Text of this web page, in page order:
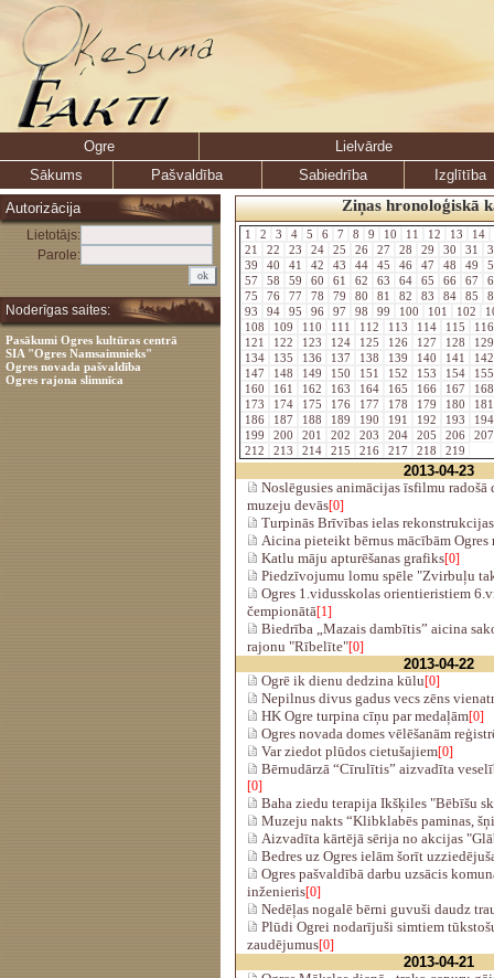
Ogre
Lielvārde
Sākums
Pašvaldība Sabiedrība
Izglītība
Autorizācija
Lietotājs:
Parole:
Noderīgas saites:
Pasākumi Ogres kultūras centrā
SIA "Ogres Namsaimnieks"
Ogres novada pašvaldība
Ogres rajona slimnīca
Ziņas hronoloģiskā
1 2 3 4 5 6 7 8 9 10 11 12 13 14
21
22 23 24 25 26 27 28 29 30 31
39
40 41 42 43 44 45 46 47 48 49
57
58 59 60 61 62 63 64 65 66 67
75
76 77 78 79 80 81 82 83 84 85
93
94 95 96 97 98 99 100 101 102
108
109 110 111 112 113 114 115
121
122 123 124 125 126 127 128
134
135 136 137 138 139 140 141
147
148 149 150 151 152 153 154
160
161 162 163 164 165 166 167
173
174 175 176 177 178 179 180
186
187 188 189 190 191 192 193
199
200 201 202 203 204 205 206
212
213 214 215 216 217 218 219
2013-04-23
Noslēgusies animācijas īsfilmu
muzeju devās[0]
Turpinās Brīvības ielas
Aicina pieteikt bērnus mācībām Ogres
Katlu māju apturēšanas grafiks[0]
Piedzīvojumu lomu spēle "Zvirbuļu
Ogres 1.vidusskolas orientieristiem
čempionātā[1]
Biedrība „Mazais dambītis” aicina
rajonu "Rībelīte"[0]
2013-04-22
Ogrē ik dienu dedzina kūlu[0]
Nepilnus divus gadus vecs zēns
HK Ogre turpina cīņu par medaļām[0]
Ogres novada domes vēlēšanām
Var ziedot plūdos cietušajiem[0]
Bērnudārzā “Cīrulītis” aizvadīta
[0]
Baha ziedu terapija Ikšķiles "Bēbīšu
Muzeju nakts “Klibklabēs paminas,
Aizvadīta kārtējā sērija no akcijas
Bedres uz Ogres ielām šorīt
Ogres pašvaldībā darbu uzsācis
inženieris[0]
Nedēļas nogalē bērni guvuši daudz
Plūdi Ogrei nodarījuši simtiem
zaudējumus[0]
2013-04-21